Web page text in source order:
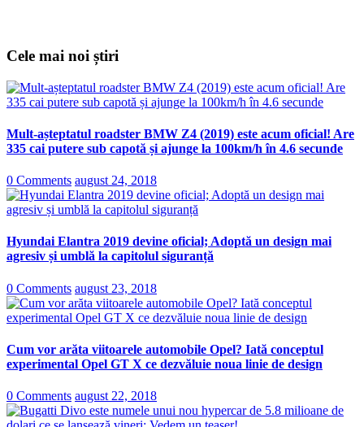
Cele mai noi știri
Mult-așteptatul roadster BMW Z4 (2019) este acum oficial! Are
335 cai putere sub capotă și ajunge la 100km/h în 4.6 secunde
0 Comments august 24, 2018
Hyundai Elantra 2019 devine oficial; Adoptă un design mai
agresiv și umblă la capitolul siguranță
0 Comments august 23, 2018
Cum vor arăta viitoarele automobile Opel? Iată conceptul
experimental Opel GT X ce dezvăluie noua linie de design
0 Comments august 22, 2018